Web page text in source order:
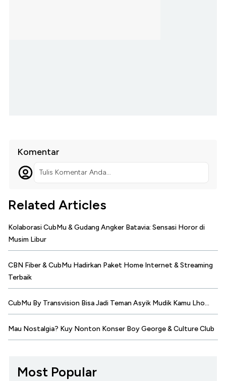
Komentar
Tulis Komentar Anda...
Related Articles
Kolaborasi CubMu & Gudang Angker Batavia: Sensasi Horor di
Musim Libur
CBN Fiber & CubMu Hadirkan Paket Home Internet & Streaming
Terbaik
CubMu By Transvision Bisa Jadi Teman Asyik Mudik Kamu Lho...
Mau Nostalgia? Kuy Nonton Konser Boy George & Culture Club
Most Popular